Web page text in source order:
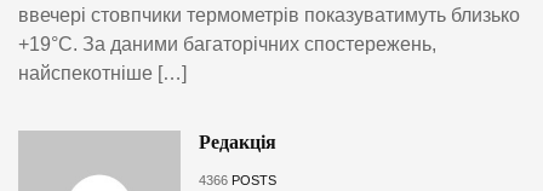
ввечері стовпчики термометрів показуватимуть близько
+19°C. За даними багаторічних спостережень,
найспекотніше […]
Редакція
4366 POSTS